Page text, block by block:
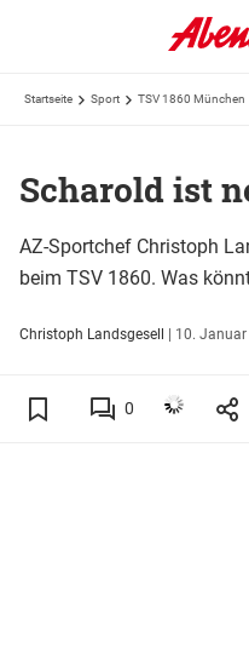
Startseite Sport TSV 1860 München
Scharold ist
AZ-Sportchef Christoph
beim TSV 1860. Was
Christoph Landsgesell | 10.
0